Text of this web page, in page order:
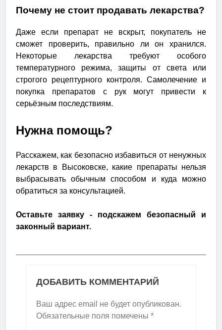
Почему не стоит продавать лекарства?
Даже если препарат не вскрыт, покупатель не
сможет проверить, правильно ли он хранился.
Некоторые лекарства требуют особого
температурного режима, защиты от света или
строгого рецептурного контроля. Самолечение и
покупка препаратов с рук могут привести к
серьёзным последствиям.
Нужна помощь?
Расскажем, как безопасно избавиться от ненужных
лекарств в Высоковске, какие препараты нельзя
выбрасывать обычным способом и куда можно
обратиться за консультацией.
Оставьте заявку - подскажем безопасный и
законный вариант.
ДОБАВИТЬ КОММЕНТАРИЙ
Ваш адрес email не будет опубликован.
Обязательные поля помечены *